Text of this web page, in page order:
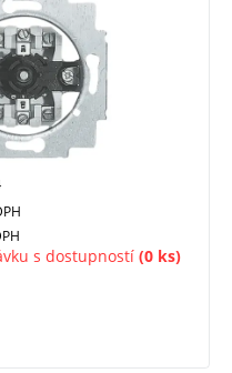
s dostupností (0 ks)